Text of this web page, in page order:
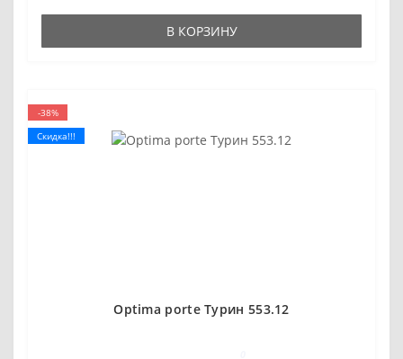
В КОРЗИНУ
-38%
Скидка!!!
Optima porte Турин 553.12